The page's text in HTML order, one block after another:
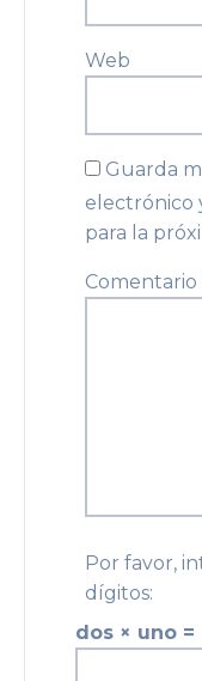
Web
Guarda
electrónico
para la
Comentario
Por favor,
dígitos:
dos × uno =